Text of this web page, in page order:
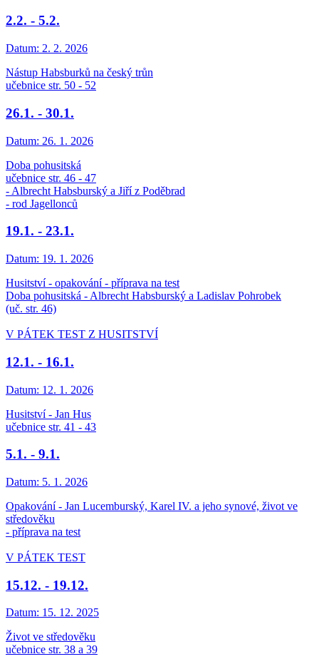
2.2. - 5.2.
Datum: 2. 2. 2026
Nástup Habsburků na český trůn
učebnice str. 50 - 52
26.1. - 30.1.
Datum: 26. 1. 2026
Doba pohusitská
učebnice str. 46 - 47
- Albrecht Habsburský a Jiří z Poděbrad
- rod Jagellonců
19.1. - 23.1.
Datum: 19. 1. 2026
Husitství - opakování - příprava na test
Doba pohusitská - Albrecht Habsburský a Ladislav Pohrobek
(uč. str. 46)
V PÁTEK TEST Z HUSITSTVÍ
12.1. - 16.1.
Datum: 12. 1. 2026
Husitství - Jan Hus
učebnice str. 41 - 43
5.1. - 9.1.
Datum: 5. 1. 2026
Opakování - Jan Lucemburský, Karel IV. a jeho synové, život ve
středověku
- příprava na test
V PÁTEK TEST
15.12. - 19.12.
Datum: 15. 12. 2025
Život ve středověku
učebnice str. 38 a 39